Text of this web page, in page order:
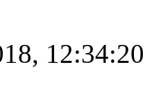
12:34:20